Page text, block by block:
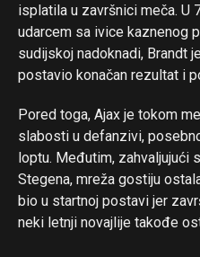
isplatila u završnici meča. U
udarcem sa ivice kaznenog
sudijskoj nadoknadi, Brandt
postavio konačan rezultat i
Pored toga, Ajax je tokom
slabosti u defanzivi,
loptu. Međutim, zahvaljujući
Stegena, mreža gostiju
bio u startnoj postavi jer
neki letnji novajlije takođe